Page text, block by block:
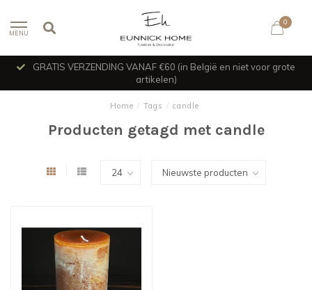
MENU
0
GRATIS VERZENDING VANAF €60 (in België en niet voor grote
artikelen)
Home / Tags / candle
Producten getagd met candle